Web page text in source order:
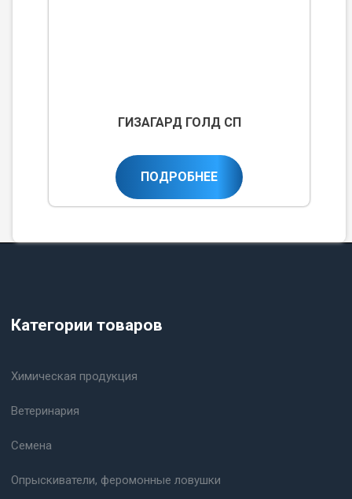
ГИЗАГАРД ГОЛД СП
ПОДРОБНЕЕ
Категории товаров
Химическая продукция
Ветеринария
Семена
Опрыскиватели, феромонные ловушки